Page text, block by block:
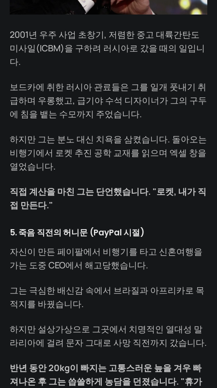
2001년 우주 사업 초창기, 저렴한 중고 대륙간탄도
미사일(ICBM)을 구하려 러시아로 갔을 때의 일입니
다.
보드카에 취한 러시아 관료들은 그를 일개 풋내기 취
급하며 우롱했고, 급기야 수석 디자이너가 그의 구두
에 침을 뱉는 수모까지 주었습니다.
하지만 그는 분노 대신 치욕을 삼켰습니다. 돌아오는
비행기에서 로켓 추진 공학 교재를 읽으며 엑셀 창을
열었습니다.
직접 계산을 마친 그는 단언했습니다. "로켓, 내가 직
접 만든다."
5. 죽음 직전의 허니문 (PayPal 시절)
자신이 만든 페이팔에서 비행기를 타고 신혼여행을
가는 도중 CEO에서 해고당했습니다.
그는 극심한 배신감 속에서 브라질과 아프리카로 목
적지를 바꿨습니다.
하지만 설상가상으로 그곳에서 치명적인 열대성 말
라리아에 걸려 문자 그대로 사망 직전까지 갔습니다.
반년 동안 20kg이 빠지는 고통스러운 늪을 겨우 빠
져나온 후 그는 씁쓸하게 농담을 던졌습니다. "휴가